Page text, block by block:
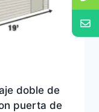
doble de
puerta de